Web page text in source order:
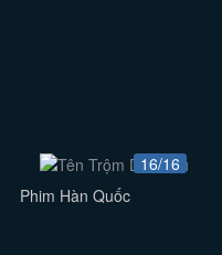
16/16
Phim Hàn Quốc